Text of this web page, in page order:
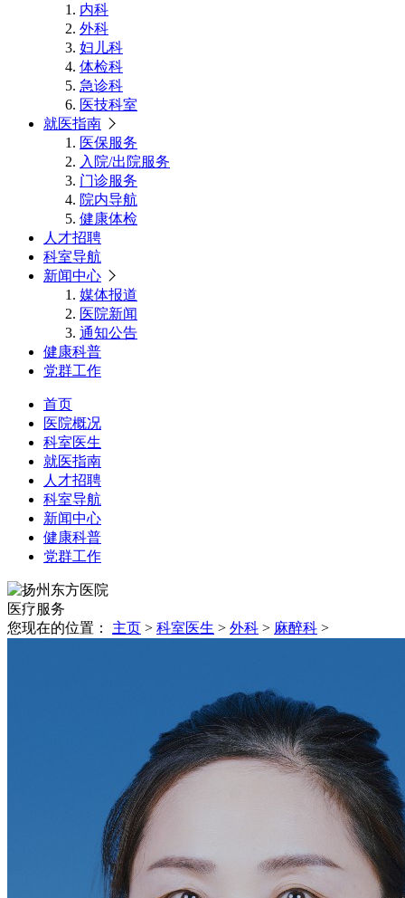
内科
外科
妇儿科
体检科
急诊科
医技科室
就医指南
医保服务
入院/出院服务
门诊服务
院内导航
健康体检
人才招聘
科室导航
新闻中心
媒体报道
医院新闻
通知公告
健康科普
党群工作
首页
医院概况
科室医生
就医指南
人才招聘
科室导航
新闻中心
健康科普
党群工作
医疗服务
您现在的位置：
主页 > 科室医生 > 外科 > 麻醉科 >